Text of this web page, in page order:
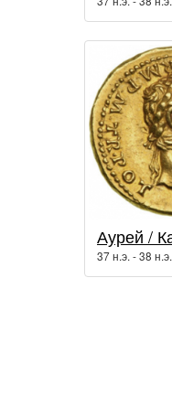
37 н.э. - 38 н.э.